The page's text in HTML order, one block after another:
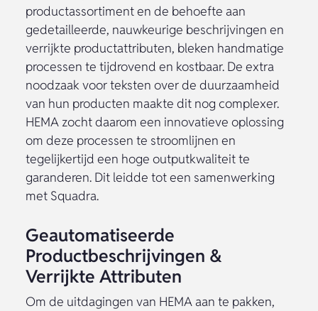
productassortiment en de behoefte aan
gedetailleerde, nauwkeurige beschrijvingen en
verrijkte productattributen, bleken handmatige
processen te tijdrovend en kostbaar. De extra
noodzaak voor teksten over de duurzaamheid
van hun producten maakte dit nog complexer.
HEMA zocht daarom een innovatieve oplossing
om deze processen te stroomlijnen en
tegelijkertijd een hoge outputkwaliteit te
garanderen. Dit leidde tot een samenwerking
met Squadra.
Geautomatiseerde
Productbeschrijvingen &
Verrijkte Attributen
Om de uitdagingen van HEMA aan te pakken,